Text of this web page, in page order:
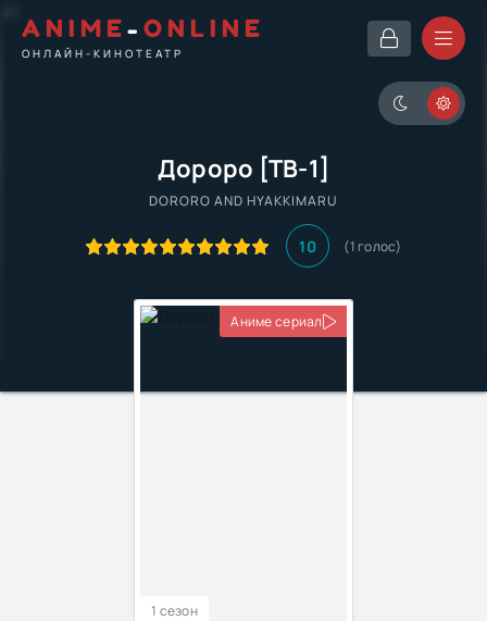
ANIME- ONLINE
ОНЛАЙН-КИНОТЕАТР
Дороро [ТВ-1]
DORORO AND HYAKKIMARU
10 (1голос)
Аниме сериал
1 сезон